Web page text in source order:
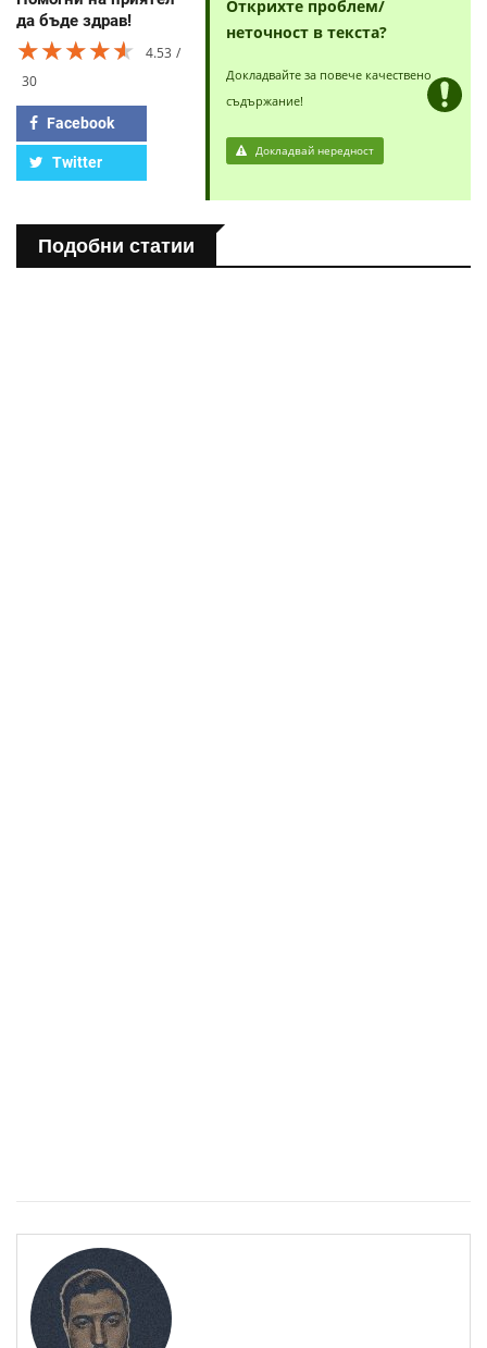
да бъде здрав!
★★★★★
★★★★★
★★★★★
4.53
30
Facebook
Twitter
Открихте проблем/
неточност в текста?
Докладвайте за повече качествено
съдържание!
Докладвай нередност
Подобни статии